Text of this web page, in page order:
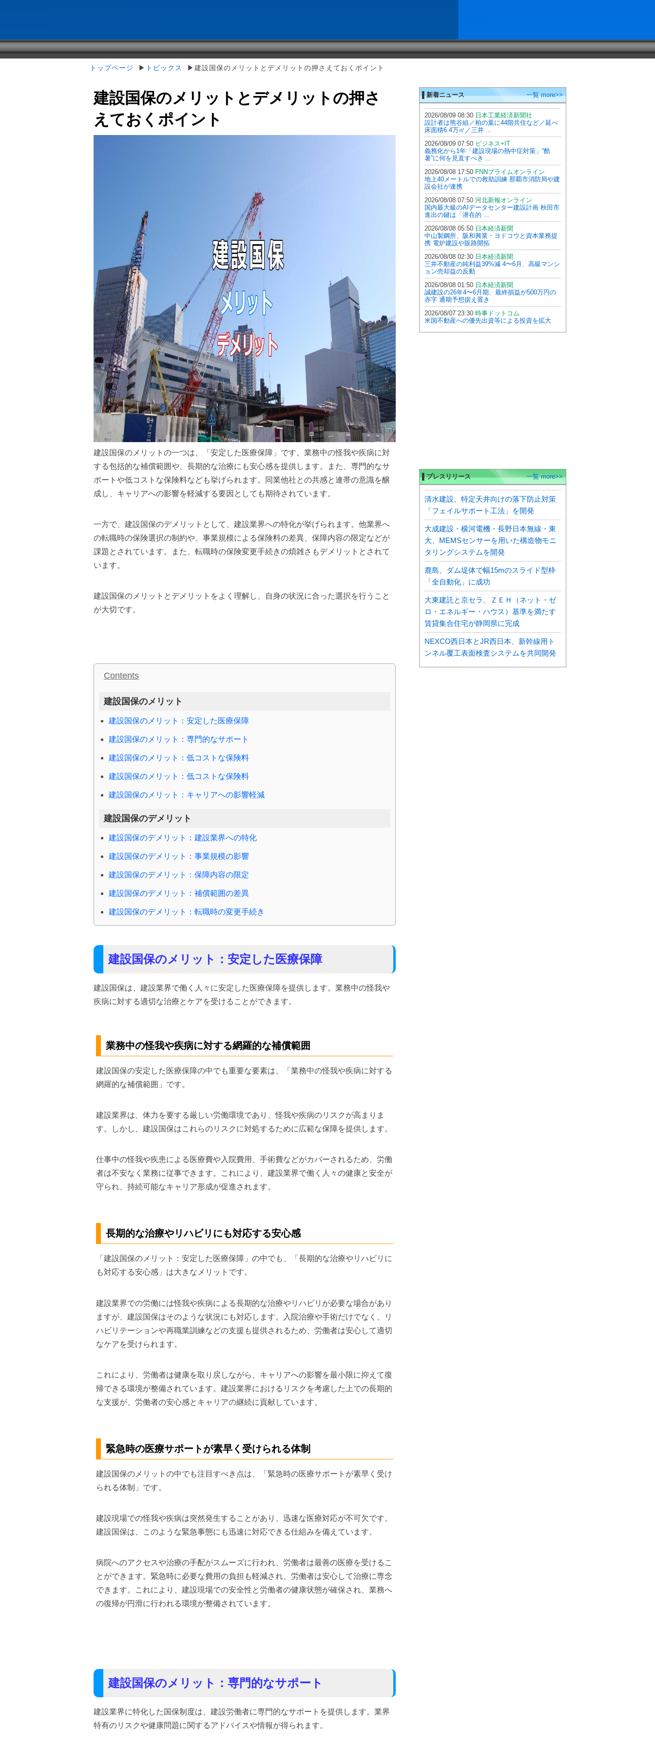
トップページ ▶ トピックス ▶建設国保のメリットとデメリットの押さえておくポイント
建設国保のメリットとデメリットの押さ
えておくポイント
建設国保のメリットの一つは、「安定した医療保障」です。業務中の怪我や疾病に対
する包括的な補償範囲や、長期的な治療にも安心感を提供します。また、専門的なサ
ポートや低コストな保険料なども挙げられます。同業他社との共感と連帯の意識を醸
成し、キャリアへの影響を軽減する要因としても期待されています。
一方で、建設国保のデメリットとして、建設業界への特化が挙げられます。他業界へ
の転職時の保険選択の制約や、事業規模による保険料の差異、保障内容の限定などが
課題とされています。また、転職時の保険変更手続きの煩雑さもデメリットとされて
います。
建設国保のメリットとデメリットをよく理解し、自身の状況に合った選択を行うこと
が大切です。
Contents
建設国保のメリット
建設国保のメリット：安定した医療保障
建設国保のメリット：専門的なサポート
建設国保のメリット：低コストな保険料
建設国保のメリット：低コストな保険料
建設国保のメリット：キャリアへの影響軽減
建設国保のデメリット
建設国保のデメリット：建設業界への特化
建設国保のデメリット：事業規模の影響
建設国保のデメリット：保障内容の限定
建設国保のデメリット：補償範囲の差異
建設国保のデメリット：転職時の変更手続き
建設国保のメリット：安定した医療保障
建設国保は、建設業界で働く人々に安定した医療保障を提供します。業務中の怪我や
疾病に対する適切な治療とケアを受けることができます。
業務中の怪我や疾病に対する網羅的な補償範囲
建設国保の安定した医療保障の中でも重要な要素は、「業務中の怪我や疾病に対する
網羅的な補償範囲」です。
建設業界は、体力を要する厳しい労働環境であり、怪我や疾病のリスクが高まりま
す。しかし、建設国保はこれらのリスクに対処するために広範な保障を提供します。
仕事中の怪我や疾患による医療費や入院費用、手術費などがカバーされるため、労働
者は不安なく業務に従事できます。これにより、建設業界で働く人々の健康と安全が
守られ、持続可能なキャリア形成が促進されます。
長期的な治療やリハビリにも対応する安心感
「建設国保のメリット：安定した医療保障」の中でも、「長期的な治療やリハビリに
も対応する安心感」は大きなメリットです。
建設業界での労働には怪我や疾病による長期的な治療やリハビリが必要な場合があり
ますが、建設国保はそのような状況にも対応します。入院治療や手術だけでなく、リ
ハビリテーションや再職業訓練などの支援も提供されるため、労働者は安心して適切
なケアを受けられます。
これにより、労働者は健康を取り戻しながら、キャリアへの影響を最小限に抑えて復
帰できる環境が整備されています。建設業界におけるリスクを考慮した上での長期的
な支援が、労働者の安心感とキャリアの継続に貢献しています。
緊急時の医療サポートが素早く受けられる体制
建設国保のメリットの中でも注目すべき点は、「緊急時の医療サポートが素早く受け
られる体制」です。
建設現場での怪我や疾病は突然発生することがあり、迅速な医療対応が不可欠です。
建設国保は、このような緊急事態にも迅速に対応できる仕組みを備えています。
病院へのアクセスや治療の手配がスムーズに行われ、労働者は最善の医療を受けるこ
とができます。緊急時に必要な費用の負担も軽減され、労働者は安心して治療に専念
できます。これにより、建設現場での安全性と労働者の健康状態が確保され、業務へ
の復帰が円滑に行われる環境が整備されています。
建設国保のメリット：専門的なサポート
建設業界に特化した国保制度は、建設労働者に専門的なサポートを提供します。業界
特有のリスクや健康問題に関するアドバイスや情報が得られます。
▌新着ニュース 一覧 more>>
2026/08/09 08:30 日本工業経済新聞社
設計者は熊谷組／柏の葉に44階共住など／延べ
床面積6.4万㎡／三井 ...
2026/08/09 07:50 ビジネス+IT
義務化から1年「建設現場の熱中症対策」“酷
暑”に何を見直すべき ...
2026/08/08 17:50 FNNプライムオンライン
地上40メートルでの救助訓練 那覇市消防局や建
設会社が連携
2026/08/08 07:50 河北新報オンライン
国内最大級のAIデータセンター建設計画 秋田市
進出の鍵は「潜在的 ...
2026/08/08 05:50 日本経済新聞
中山製鋼所、阪和興業・ヨドコウと資本業務提
携 電炉建設や販路開拓
2026/08/08 02:30 日本経済新聞
三井不動産の純利益39%減 4〜6月、高級マンシ
ョン売却益の反動
2026/08/08 01:50 日本経済新聞
誠建設の26年4〜6月期、最終損益が500万円の
赤字 通期予想据え置き
2026/08/07 23:30 時事ドットコム
米国不動産への優先出資等による投資を拡大
▌プレスリリース 一覧 more>>
清水建設、特定天井向けの落下防止対策
「フェイルサポート工法」を開発
大成建設・横河電機・長野日本無線・東
大、MEMSセンサーを用いた構造物モニ
タリングシステムを開発
鹿島、ダム堤体で幅15mのスライド型枠
「全自動化」に成功
大東建託と京セラ、ＺＥＨ（ネット・ゼ
ロ・エネルギー・ハウス）基準を満たす
賃貸集合住宅が静岡県に完成
NEXCO西日本とJR西日本、新幹線用ト
ンネル覆工表面検査システムを共同開発